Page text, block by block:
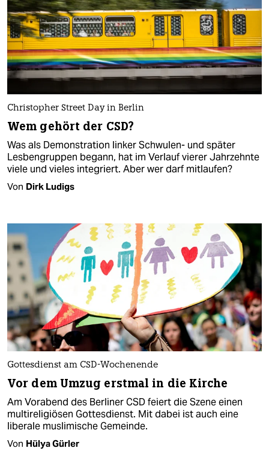
Christopher Street Day in Berlin
Wem gehört der CSD?
Was als Demonstration linker Schwulen- und später
Lesbengruppen begann, hat im Verlauf vierer Jahrzehnte
viele und vieles integriert. Aber wer darf mitlaufen?
Von Dirk Ludigs
Gottesdienst am CSD-Wochenende
Vor dem Umzug erstmal in die Kirche
Am Vorabend des Berliner CSD feiert die Szene einen
multireligiösen Gottesdienst. Mit dabei ist auch eine
liberale muslimische Gemeinde.
Von Hülya Gürler